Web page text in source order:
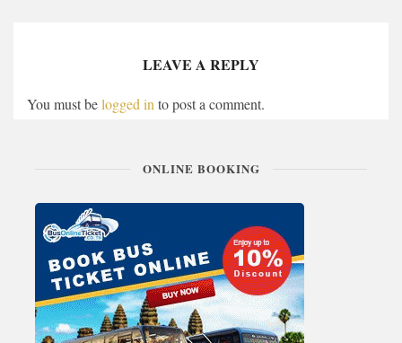
LEAVE A REPLY
You must belogged in to post a comment.
ONLINE BOOKING